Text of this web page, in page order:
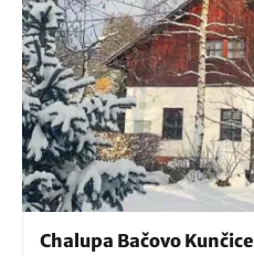
Chalupa Bačovo Kunčice